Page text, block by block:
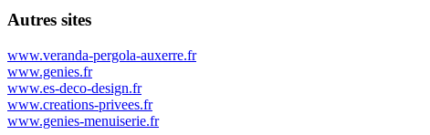
Autres sites
www.veranda-pergola-auxerre.fr
www.genies.fr
www.es-deco-design.fr
www.creations-privees.fr
www.genies-menuiserie.fr